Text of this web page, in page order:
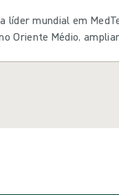
líder mundial em
Oriente Médio,